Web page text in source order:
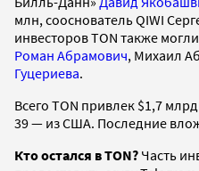
млн, сооснователь QIWI
инвесторов TON также
Роман Абрамович, Михаил
Гуцериева.
Всего TON привлек $1,7
39 — из США. Последние
Кто остался в TON? Часть